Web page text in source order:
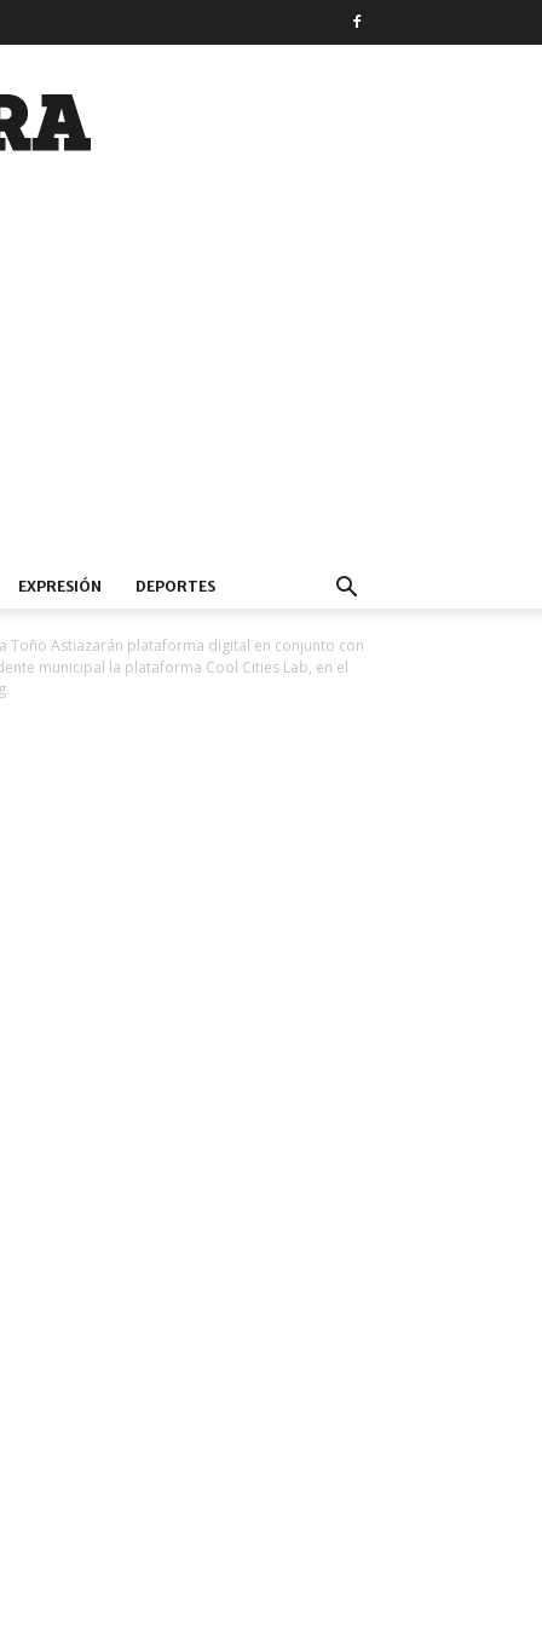
EXPRESIÓN DEPORTES
Toño Astiazarán plataforma digital en conjunto con
municipal la plataforma Cool Cities Lab, en el